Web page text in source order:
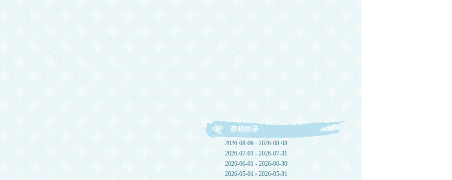
存档目录
2026-08-06 - 2026-08-08
2026-07-01 - 2026-07-31
2026-06-01 - 2026-06-30
2026-05-01 - 2026-05-31